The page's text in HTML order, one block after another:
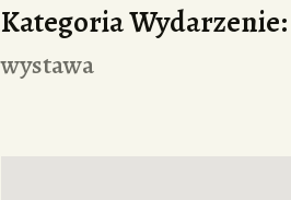
Kategoria Wydarzenie:
wystawa